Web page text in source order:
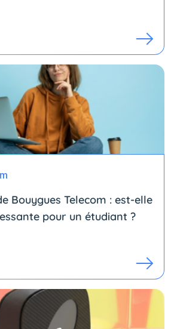
Bouygues Telecom : est-elle
pour un étudiant ?